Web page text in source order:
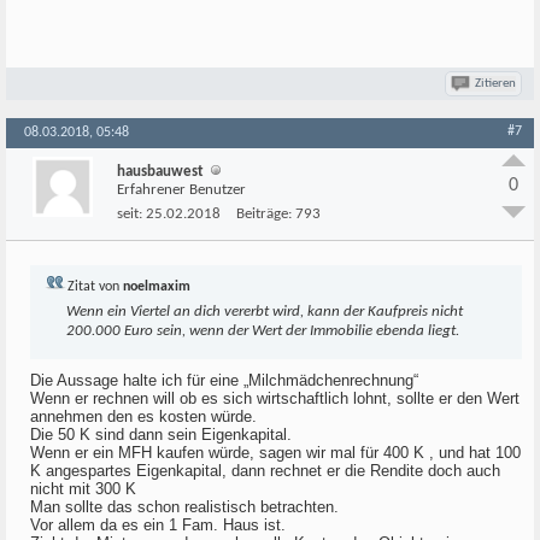
Zitieren
08.03.2018, 05:48 #7
hausbauwest
Erfahrener Benutzer
seit: 25.02.2018 Beiträge: 793
0
Zitat von noelmaxim
Wenn ein Viertel an dich vererbt wird, kann der Kaufpreis nicht
200.000 Euro sein, wenn der Wert der Immobilie ebenda liegt.
Die Aussage halte ich für eine „Milchmädchenrechnung“
Wenn er rechnen will ob es sich wirtschaftlich lohnt, sollte er den Wert
annehmen den es kosten würde.
Die 50 K sind dann sein Eigenkapital.
Wenn er ein MFH kaufen würde, sagen wir mal für 400 K , und hat 100
K angespartes Eigenkapital, dann rechnet er die Rendite doch auch
nicht mit 300 K
Man sollte das schon realistisch betrachten.
Vor allem da es ein 1 Fam. Haus ist.